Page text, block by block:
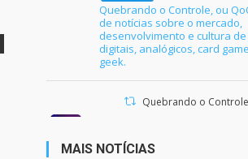
Quebrando o Controle, ou
de notícias sobre o mercado,
desenvolvimento e cultura de
digitais, analógicos, card
geek.
Quebrando o
21 jun 2024
MAIS NOTÍCIAS